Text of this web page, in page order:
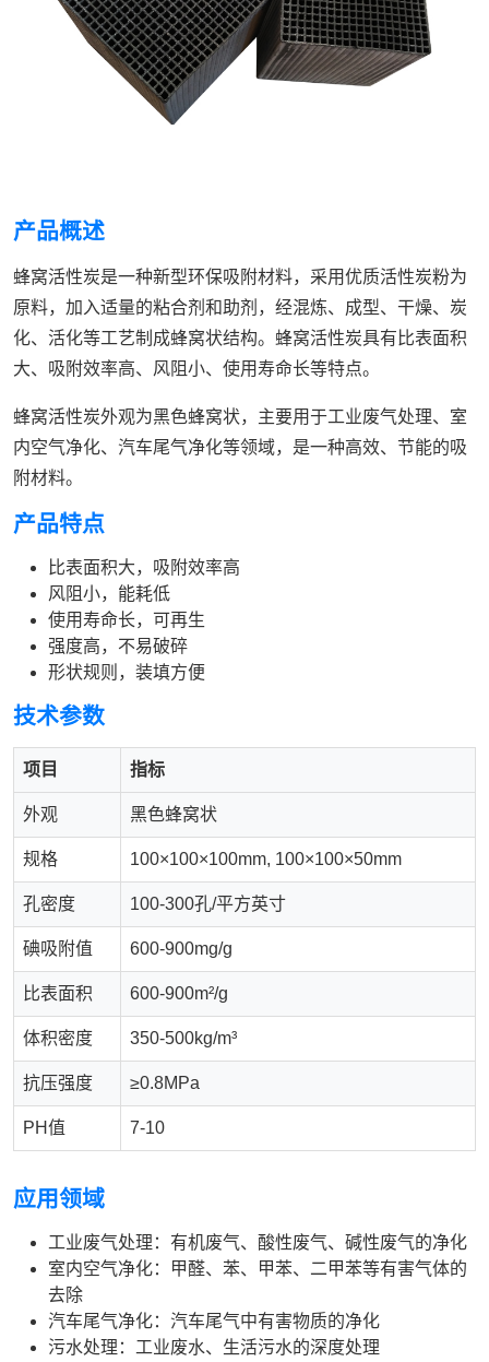
产品概述
蜂窝活性炭是一种新型环保吸附材料，采用优质活性炭粉为
原料，加入适量的粘合剂和助剂，经混炼、成型、干燥、炭
化、活化等工艺制成蜂窝状结构。蜂窝活性炭具有比表面积
大、吸附效率高、风阻小、使用寿命长等特点。
蜂窝活性炭外观为黑色蜂窝状，主要用于工业废气处理、室
内空气净化、汽车尾气净化等领域，是一种高效、节能的吸
附材料。
产品特点
比表面积大，吸附效率高
风阻小，能耗低
使用寿命长，可再生
强度高，不易破碎
形状规则，装填方便
技术参数
项目 指标
外观 黑色蜂窝状
规格 100×100×100mm, 100×100×50mm
孔密度 100-300孔/平方英寸
碘吸附值 600-900mg/g
比表面积 600-900m²/g
体积密度 350-500kg/m³
抗压强度 ≥0.8MPa
PH值 7-10
应用领域
工业废气处理：有机废气、酸性废气、碱性废气的净化
室内空气净化：甲醛、苯、甲苯、二甲苯等有害气体的
去除
汽车尾气净化：汽车尾气中有害物质的净化
污水处理：工业废水、生活污水的深度处理